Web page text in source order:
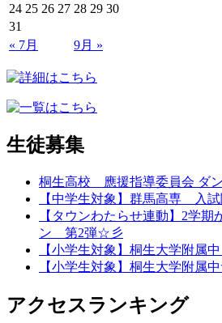
24 25 26 27 28 29 30
31
« 7月
9月 »
生徒募集
桐生高校 應援指導委員会 ダ
【中学生対象】群馬高専 入
【タウンわたらせ連動】2学期
ン 第2弾☆彡
【小学生対象】桐生大学附属
【小学生対象】桐生大学附属
アクセスランキング